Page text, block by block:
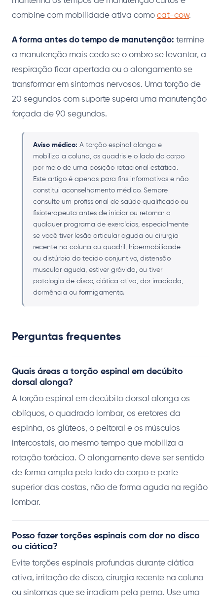
combine com mobilidade ativa como cat-cow.
A forma antes do tempo de manutenção: termine
a manutenção mais cedo se o ombro se levantar, a
respiração ficar apertada ou o alongamento se
transformar em sintomas nervosos. Uma torção de
20 segundos com suporte supera uma manutenção
forçada de 90 segundos.
Aviso médico: A torção espinal alonga e
mobiliza a coluna, os quadris e o lado do corpo
por meio de uma posição rotacional estática.
Este artigo é apenas para fins informativos e não
constitui aconselhamento médico. Sempre
consulte um profissional de saúde qualificado ou
fisioterapeuta antes de iniciar ou retornar a
qualquer programa de exercícios, especialmente
se você tiver lesão articular aguda ou cirurgia
recente na coluna ou quadril, hipermobilidade
ou distúrbio do tecido conjuntivo, distensão
muscular aguda, estiver grávida, ou tiver
patologia de disco, ciática ativa, dor irradiada,
dormência ou formigamento.
Perguntas frequentes
Quais áreas a torção espinal em decúbito
dorsal alonga?
A torção espinal em decúbito dorsal alonga os
oblíquos, o quadrado lombar, os eretores da
espinha, os glúteos, o peitoral e os músculos
intercostais, ao mesmo tempo que mobiliza a
rotação torácica. O alongamento deve ser sentido
de forma ampla pelo lado do corpo e parte
superior das costas, não de forma aguda na região
lombar.
Posso fazer torções espinais com dor no disco
ou ciática?
Evite torções espinais profundas durante ciática
ativa, irritação de disco, cirurgia recente na coluna
ou sintomas que se irradiam pela perna. Use uma